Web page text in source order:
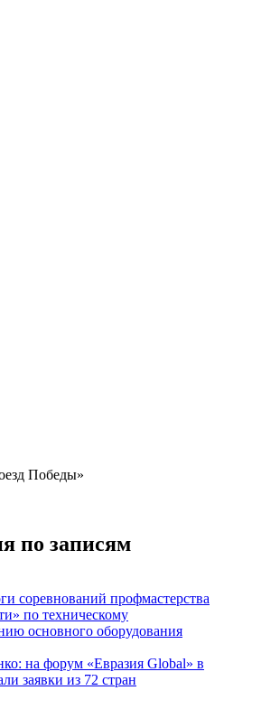
Победы»
по записям
соревнований профмастерства
по техническому
основного оборудования
на форум «Евразия Global» в
заявки из 72 стран